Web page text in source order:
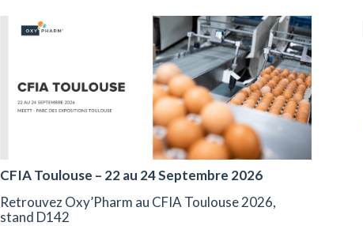
CFIA Toulouse – 22 au 24 Septembre 2026
Retrouvez Oxy’Pharm au CFIA Toulouse 2026,
stand D142